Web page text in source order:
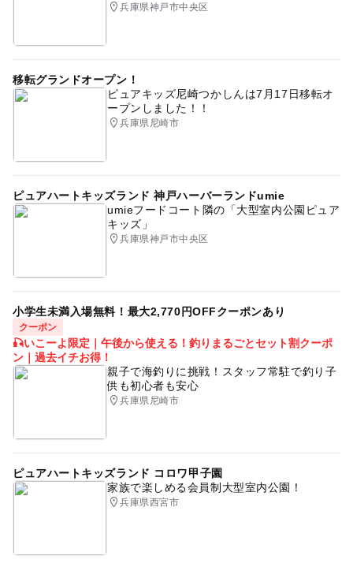
兵庫県神戸市中央区
移転グランドオープン！
ピュアキッズ尼崎つかしんは7月17日移転オ
ープンしました！！
兵庫県尼崎市
ピュアハートキッズランド 神戸ハーバーランドumie
umieフードコート隣の「大型室内公園ピュア
キッズ」
兵庫県神戸市中央区
小学生未満入場無料！最大2,770円OFFクーポンあり
クーポン
🎣いこーよ限定｜午後から使える！釣りまるごとセット割クーポ
ン｜過去イチお得！
親子で海釣りに挑戦！スタッフ常駐で釣り子
供も初心者も安心
兵庫県尼崎市
ピュアハートキッズランド コロワ甲子園
家族で楽しめる会員制大型室内公園！
兵庫県西宮市